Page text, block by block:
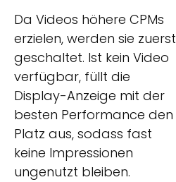
Da Videos höhere CPMs
erzielen, werden sie zuerst
geschaltet. Ist kein Video
verfügbar, füllt die
Display-Anzeige mit der
besten Performance den
Platz aus, sodass fast
keine Impressionen
ungenutzt bleiben.